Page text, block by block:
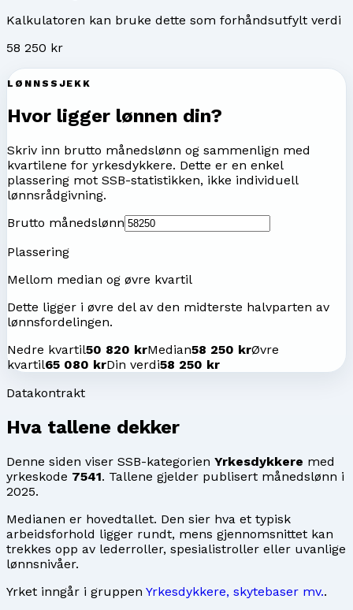
Kalkulatoren kan bruke dette som forhåndsutfylt verdi
58 250 kr
LØNNSSJEKK
Hvor ligger lønnen din?
Skriv inn brutto månedslønn og sammenlign med
kvartilene for yrkesdykkere. Dette er en enkel
plassering mot SSB-statistikken, ikke individuell
lønnsrådgivning.
Brutto månedslønn
Plassering
Mellom median og øvre kvartil
Dette ligger i øvre del av den midterste halvparten av
lønnsfordelingen.
Nedre kvartil50 820 krMedian58 250 krØvre
kvartil65 080 krDin verdi58 250 kr
Datakontrakt
Hva tallene dekker
Denne siden viser SSB-kategorien Yrkesdykkere med
yrkeskode 7541. Tallene gjelder publisert månedslønn i
2025.
Medianen er hovedtallet. Den sier hva et typisk
arbeidsforhold ligger rundt, mens gjennomsnittet kan
trekkes opp av lederroller, spesialistroller eller uvanlige
lønnsnivåer.
Yrket inngår i gruppen Yrkesdykkere, skytebaser mv..